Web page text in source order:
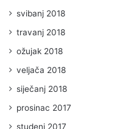
svibanj 2018
travanj 2018
ožujak 2018
veljača 2018
siječanj 2018
prosinac 2017
studeni 2017